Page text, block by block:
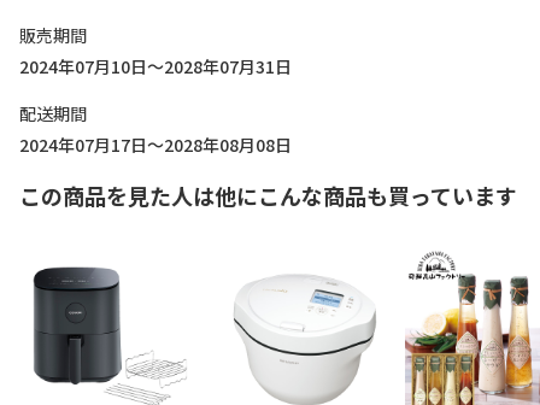
販売期間
2024年07月10日～2028年07月31日
配送期間
2024年07月17日～2028年08月08日
この商品を見た人は他にこんな商品も買っています